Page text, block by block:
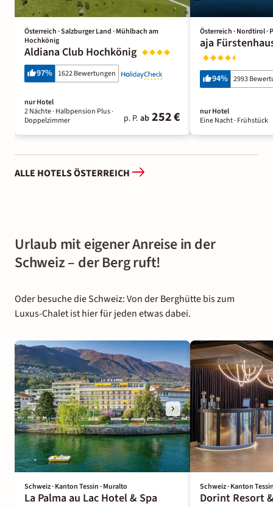
Österreich · Salzburger Land · Mühlbach am
Hochkönig
Aldiana Club Hochkönig
97% 1622 Bewertungen
nur Hotel
2 Nächte· Halbpension Plus·
Doppelzimmer
p. P. ab 252 €
Österreich · Nordtirol ·
aja
94% 2993
nur Hotel
Eine Nacht· Frühstück
ALLE HOTELS ÖSTERREICH
Urlaub mit eigener Anreise in der
Schweiz – der Berg ruft!
Oder besuche die Schweiz: Von der Berghütte bis zum
Luxus-Chalet ist hier für jeden etwas dabei.
Schweiz · Kanton Tessin · Muralto
La Palma au Lac Hotel & Spa
Schweiz · Kanton
Dorint Resort